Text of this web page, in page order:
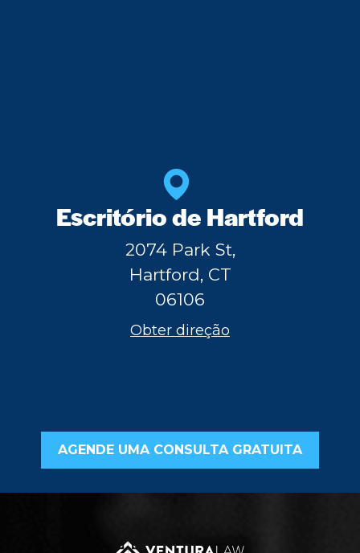
Escritório de Hartford
2074 Park St,
Hartford, CT
06106
Obter direção
AGENDE UMA CONSULTA GRATUITA